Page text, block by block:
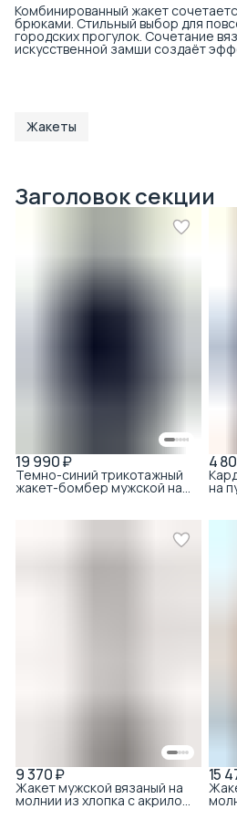
Комбинированный жакет
брюками. Стильный выбор для
городских прогулок. Сочетание
искусственной замши создаёт
Жакеты
Заголовок секции
19 990 ₽
Темно-синий трикотажный
жакет-бомбер мужской на
4
на
9 370 ₽
Жакет мужской вязаный на
молнии из хлопка с акрилом
15